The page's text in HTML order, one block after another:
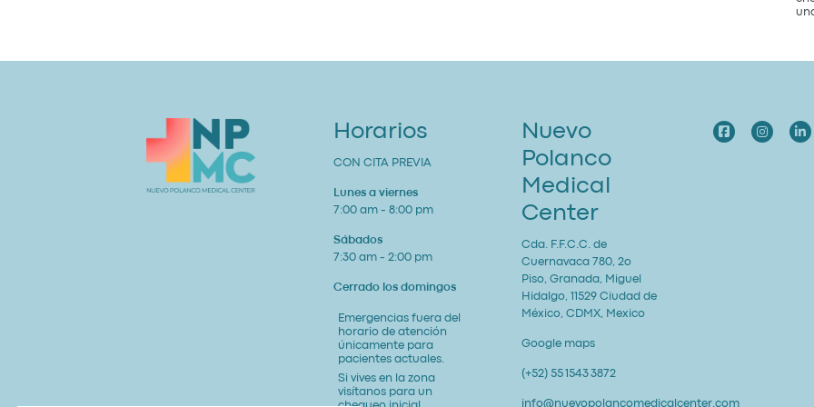
Horarios
CON CITA PREVIA
Lunes a viernes
7:00 am - 8:00 pm
Sábados
7:30 am - 2:00 pm
Cerrado los domingos
Emergencias fuera del
horario de atención
únicamente para
pacientes actuales.
Si vives en la zona
visítanos para un
Nuevo
Polanco
Medical
Center
Cda. F.F.C.C. de
Cuernavaca 780, 2o
Piso, Granada, Miguel
Hidalgo, 11529 Ciudad de
México, CDMX, Mexico
Google maps
(+52) 55 1543 3872
info@nuevopolancomedicalcenter.com